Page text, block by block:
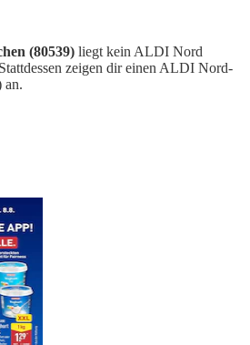
(80539) liegt kein ALDI Nord
zeigen dir einen ALDI Nord-
an.